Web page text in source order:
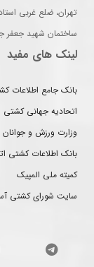
تهران، ضلع غربی
ساختمان شهید جعفر
لینک های مفید
بانک جامع اطلاعات
اتحادیه جهانی کشتی
وزارت ورزش و جوانان
بانک اطلاعات کشتی
کمیته ملی المپیک
سایت شورای کشتی